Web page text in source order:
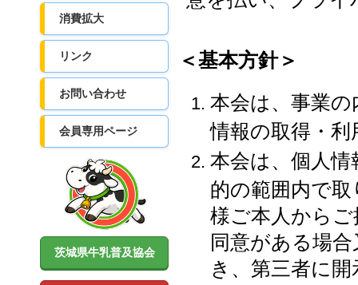
消費拡大
リンク
お問い合わせ
会員専用ページ
茨城県牛乳普及協会
＜基本方針＞
本会は、事業
情報の取得・
本会は、個人
的の範囲内で
様ご本人から
同意がある場
き、第三者に